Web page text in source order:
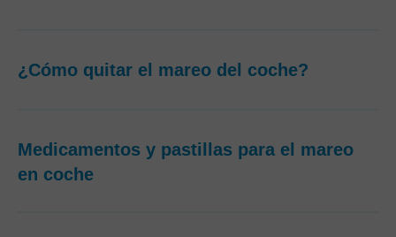
¿Cómo quitar el mareo del coche?
Medicamentos y pastillas para el mareo
en coche​